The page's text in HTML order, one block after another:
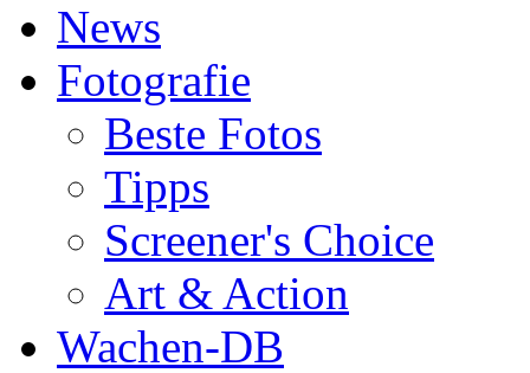
News
Fotografie
Beste Fotos
Tipps
Screener's Choice
Art & Action
Wachen-DB